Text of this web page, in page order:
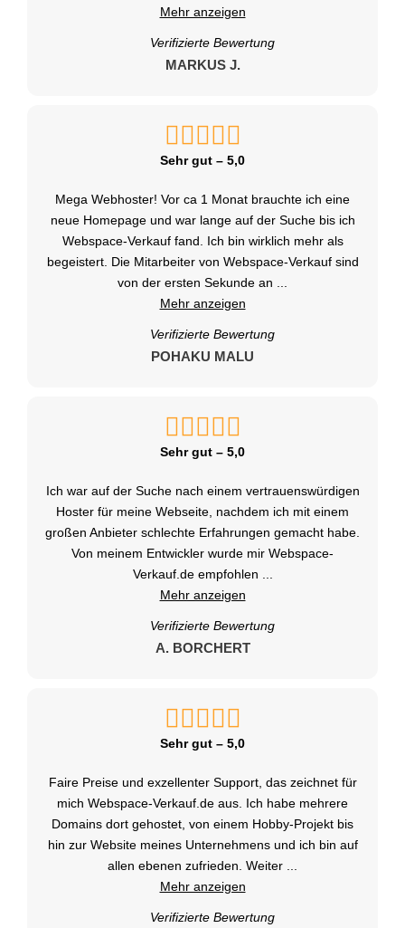
Mehr anzeigen
Verifizierte Bewertung
MARKUS J.
Sehr gut – 5,0
Mega Webhoster! Vor ca 1 Monat brauchte ich eine
neue Homepage und war lange auf der Suche bis ich
Webspace-Verkauf fand. Ich bin wirklich mehr als
begeistert. Die Mitarbeiter von Webspace-Verkauf sind
von der ersten Sekunde an
Mehr anzeigen
Verifizierte Bewertung
POHAKU MALU
Sehr gut – 5,0
Ich war auf der Suche nach einem vertrauenswürdigen
Hoster für meine Webseite, nachdem ich mit einem
großen Anbieter schlechte Erfahrungen gemacht habe.
Von meinem Entwickler wurde mir Webspace-
Verkauf.de empfohlen
Mehr anzeigen
Verifizierte Bewertung
A. BORCHERT
Sehr gut – 5,0
Faire Preise und exzellenter Support, das zeichnet für
mich Webspace-Verkauf.de aus. Ich habe mehrere
Domains dort gehostet, von einem Hobby-Projekt bis
hin zur Website meines Unternehmens und ich bin auf
allen ebenen zufrieden. Weiter
Mehr anzeigen
Verifizierte Bewertung